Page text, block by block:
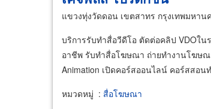
แขวงทุ่งวัดดอน เขตสาทร กรุงเทพมหาน
บริการรับทำสื่อวีดีโอ ตัดต่อคลิป VDOใ
อาชีพ รับทำสื่อโฆษณา ถ่ายทำงานโฆษณ
Animation เปิดคอร์สออนไลน์ คอร์สสอน
หมวดหมู่ : สื่อโฆษณา